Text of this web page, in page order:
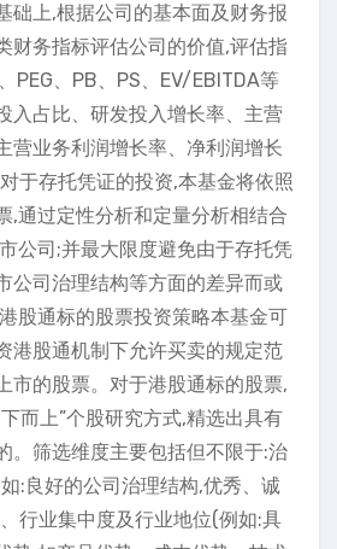
础上,根据公司的基本面及财务报
财务指标评估公司的价值,评估指
PEG、PB、PS、EV/EBITDA等
入占比、研发投入增长率、主营
营业务利润增长率、净利润增长
于存托凭证的投资,本基金将依照
,通过定性分析和定量分析相结合
公司;并最大限度避免由于存托凭
公司治理结构等方面的差异而或
股通标的股票投资策略本基金可
港股通机制下允许买卖的规定范
市的股票。对于港股通标的股票,
而上”个股研究方式,精选出具有
。筛选维度主要包括但不限于:治
:良好的公司治理结构,优秀、诚
行业集中度及行业地位(例如:具